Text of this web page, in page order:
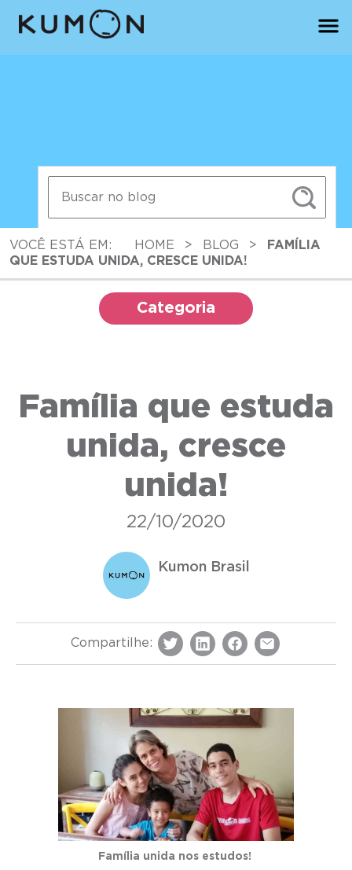
VOCÊ ESTÁ EM: HOME > BLOG >
FAMÍLIA
QUE ESTUDA UNIDA, CRESCE UNIDA!
Categoria
Família que estuda
unida, cresce
unida!
22/10/2020
Kumon Brasil
Compartilhe:
Família unida nos estudos!